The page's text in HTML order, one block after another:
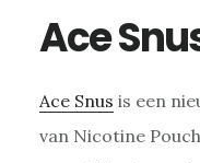
Ace
Ace Snus is een
van Nicotine